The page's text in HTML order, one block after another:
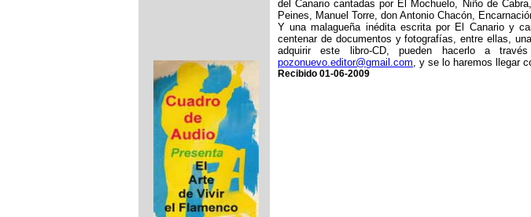
del Canario cantadas por El Mochuelo, Niño de
Peines, Manuel Torre, don Antonio Chacón,
Y una malagueña inédita escrita por El Canario y
centenar de documentos y fotografías, entre ellas,
adquirir este libro-CD, pueden hacerlo a
pozonuevo.editor@gmail.com, y se lo haremos llegar
Recibido 01-06-2009